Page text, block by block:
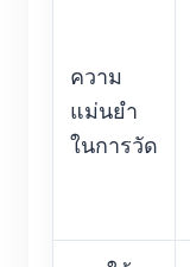
ความ
แม่นยำ
ในการวัด